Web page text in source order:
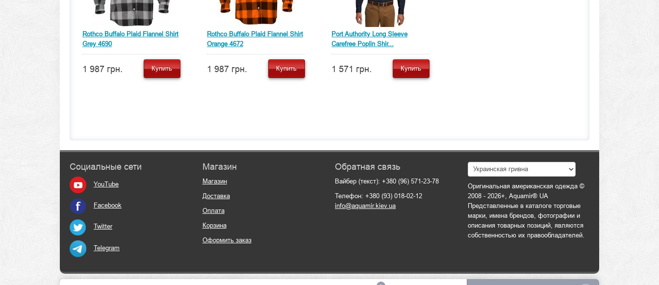
Rothco Buffalo Plaid Flannel Shirt
Grey 4690
1 987 грн. Купить
Rothco Buffalo Plaid Flannel Shirt
Orange 4672
1 987 грн. Купить
Port Authority Long Sleeve
Carefree Poplin Shir...
1 571 грн. Купить
Социальные сети
YouTube
Facebook
Twitter
Telegram
Магазин
Магазин
Доставка
Оплата
Корзина
Оформить заказ
Обратная связь
Вайбер (текст): +380 (96) 571-23-78
Телефон: +380 (93) 018-02-12
info@aquamir.kiev.ua
Оригинальная американская одежда ©
2008 - 2026+, Aquamir® UA
Представленные в каталоге торговые
марки, имена брендов, фотографии и
описания товарных позиций, являются
собственностью их правообладателей.